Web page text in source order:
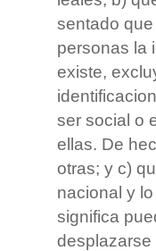
sentado
personas la
existe,
ser social o
ellas. De
otras; y c)
nacional y
significa
desplazarse